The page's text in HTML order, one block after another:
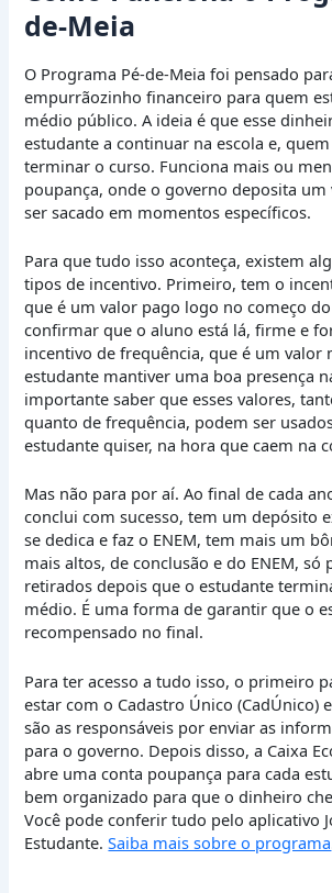
de-Meia
O Programa Pé-de-Meia foi pensado
empurrãozinho financeiro para quem
médio público. A ideia é que esse
estudante a continuar na escola e, quem
terminar o curso. Funciona mais ou
poupança, onde o governo deposita
ser sacado em momentos específicos.
Para que tudo isso aconteça, existem
tipos de incentivo. Primeiro, tem o
que é um valor pago logo no começo
confirmar que o aluno está lá, firme e
incentivo de frequência, que é um valor
estudante mantiver uma boa presença
importante saber que esses valores,
quanto de frequência, podem ser
estudante quiser, na hora que caem na
Mas não para por aí. Ao final de cada
conclui com sucesso, tem um depósito
se dedica e faz o ENEM, tem mais um
mais altos, de conclusão e do ENEM, só
retirados depois que o estudante
médio. É uma forma de garantir que o
recompensado no final.
Para ter acesso a tudo isso, o primeiro
estar com o Cadastro Único (CadÚnico)
são as responsáveis por enviar as
para o governo. Depois disso, a Caixa
abre uma conta poupança para cada
bem organizado para que o dinheiro
Você pode conferir tudo pelo aplicativo
Estudante.Saiba mais sobre o programa